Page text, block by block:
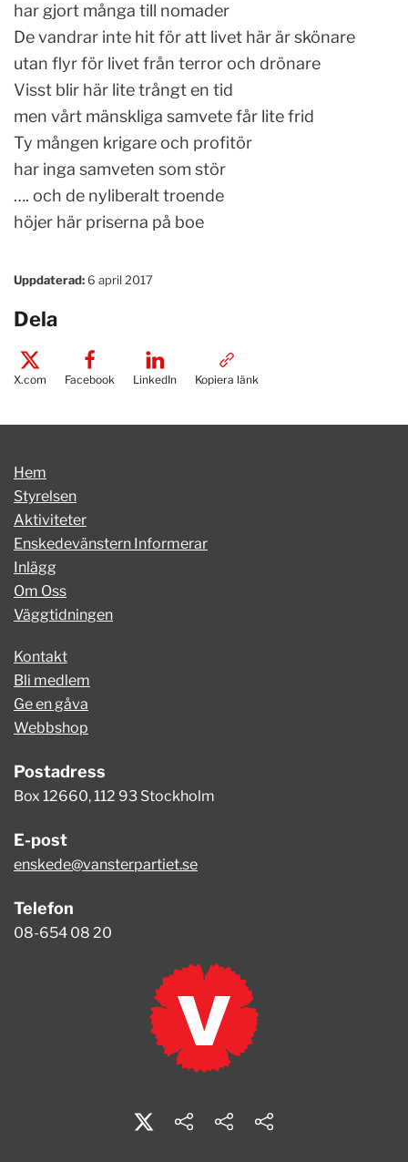
har gjort många till nomader
De vandrar inte hit för att livet här är skönare
utan flyr för livet från terror och drönare
Visst blir här lite trångt en tid
men vårt mänskliga samvete får lite frid
Ty mången krigare och profitör
har inga samveten som stör
…. och de nyliberalt troende
höjer här priserna på boe
Uppdaterad:6 april 2017
Dela
X.com Facebook LinkedIn Kopiera länk
Hem
Styrelsen
Aktiviteter
Enskedevänstern Informerar
Inlägg
Om Oss
Väggtidningen
Kontakt
Bli medlem
Ge en gåva
Webbshop
Postadress
Box 12660, 112 93 Stockholm
E-post
enskede@vansterpartiet.se
Telefon
08-654 08 20